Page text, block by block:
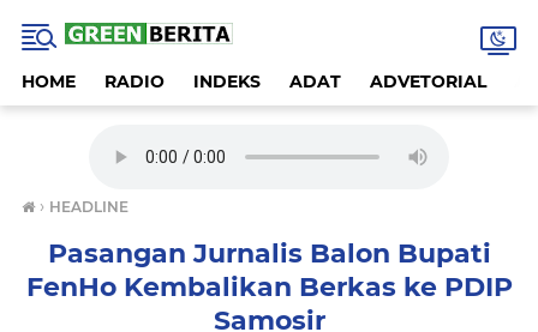
HOME RADIO INDEKS ADAT ADVETORIAL
› HEADLINE
Pasangan Jurnalis Balon Bupati
FenHo Kembalikan Berkas ke PDIP
Samosir